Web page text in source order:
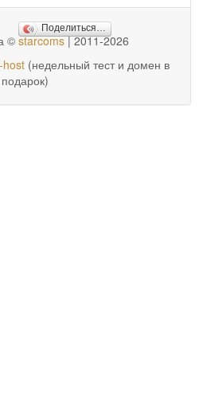
Поделиться…
© starcoms| 2011-2026
host(недельный тест и домен в
подарок)